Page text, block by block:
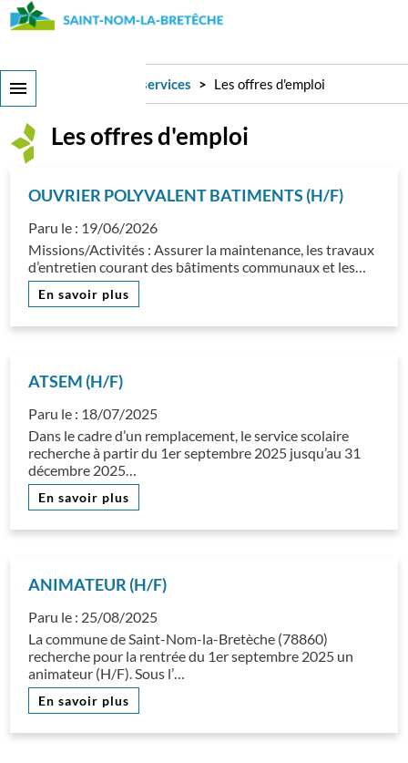
Aller
principal
Ma Ville Infos et services Les offres d'emploi
Les offres d'emploi
OUVRIER POLYVALENT BATIMENTS (H/F)
Paru le : 19/06/2026
Missions/Activités : Assurer la maintenance, les travaux
d’entretien courant des bâtiments communaux et les…
En savoir plus
ATSEM (H/F)
Paru le : 18/07/2025
Dans le cadre d’un remplacement, le service scolaire
recherche à partir du 1er septembre 2025 jusqu’au 31
décembre 2025…
En savoir plus
ANIMATEUR (H/F)
Paru le : 25/08/2025
La commune de Saint-Nom-la-Bretèche (78860)
recherche pour la rentrée du 1er septembre 2025 un
animateur (H/F). Sous l’…
En savoir plus